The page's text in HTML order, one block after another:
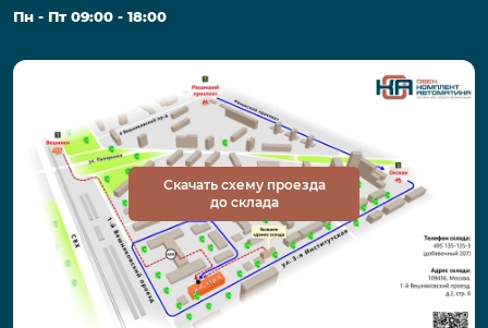
Пн - Пт 09:00 - 18:00
Скачать схему проезда
до склада